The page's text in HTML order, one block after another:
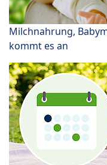
Milchnahrung,
kommt es an